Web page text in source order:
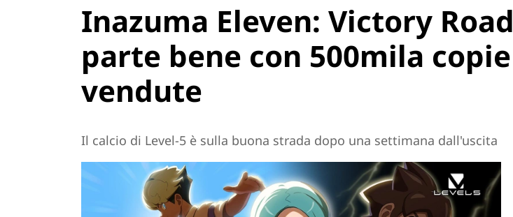
Inazuma Eleven: Victory Road
parte bene con 500mila copie
vendute
Il calcio di Level-5 è sulla buona strada dopo una settimana dall'uscita